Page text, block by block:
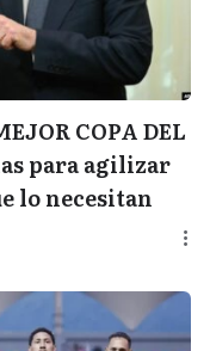
COPA DEL
para agilizar
lo necesitan